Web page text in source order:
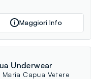
Maggiori Info
Underwear
Capua Vetere